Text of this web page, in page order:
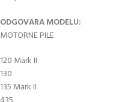
ODGOVARA MODELU:
MOTORNE PILE
120 Mark II
130
135 Mark II